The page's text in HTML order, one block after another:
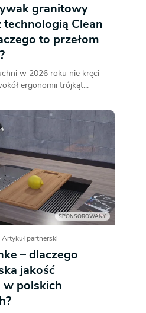
granitowy
technologią Clean
to przełom
w 2026 roku nie kręci
ergonomii trójkąt...
SPONSOROWANY
Artykuł partnerski
– dlaczego
jakość
polskich